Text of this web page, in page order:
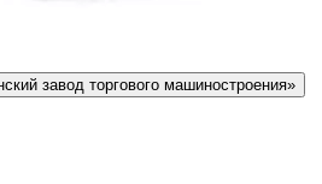
завод торгового машиностроения»